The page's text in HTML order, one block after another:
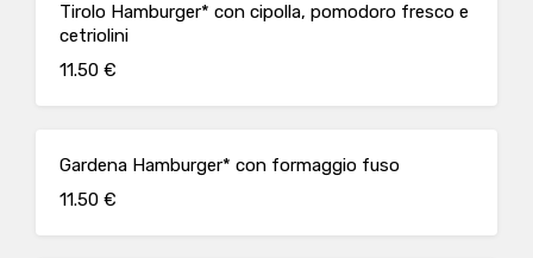
Tirolo Hamburger* con cipolla, pomodoro fresco e
cetriolini
11.50 €
Gardena Hamburger* con formaggio fuso
11.50 €